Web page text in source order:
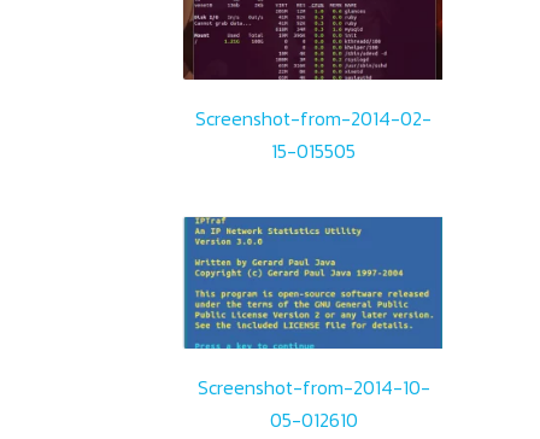
Screenshot-from-2014-02-
15-015505
Screenshot-from-2014-10-
05-012610